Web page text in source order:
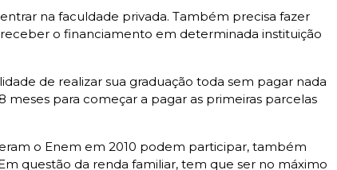
na faculdade privada. Também precisa fazer
o financiamento em determinada instituição
de realizar sua graduação toda sem pagar nada
para começar a pagar as primeiras parcelas
o Enem em 2010 podem participar, também
questão da renda familiar, tem que ser no máximo